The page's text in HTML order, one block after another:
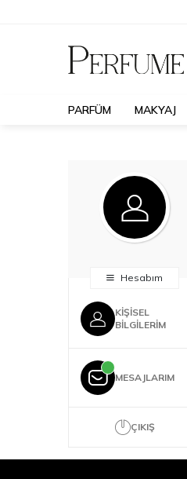
PARFÜM MAKYAJ
Hesabım
KIŞISEL
BILGILERIM
MESAJLARIM
ÇIKIŞ